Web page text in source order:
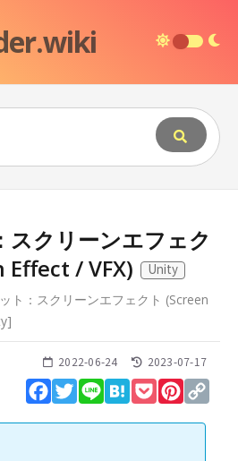
スクリーンエフェク
Effect / VFX)
Unity
ト：スクリーンエフェクト (Screen
]
2022-06-24 2023-07-17
Facebook
Twitter
Line HatenaPocket